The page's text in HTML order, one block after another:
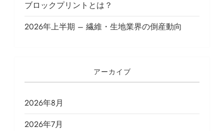
ブロックプリントとは？
2026年上半期 – 繊維・生地業界の倒産動向
アーカイブ
2026年8月
2026年7月